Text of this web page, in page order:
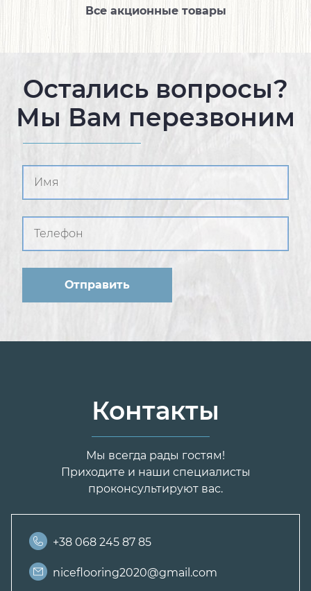
Все акционные товары
Остались вопросы?
Мы Вам перезвоним
Контакты
Мы всегда рады гостям!
Приходите и наши специалисты
проконсультируют вас.
+38 068 245 87 85
niceflooring2020@gmail.com